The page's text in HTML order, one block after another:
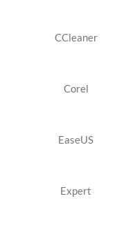
CCleaner
Corel
EaseUS
Expert